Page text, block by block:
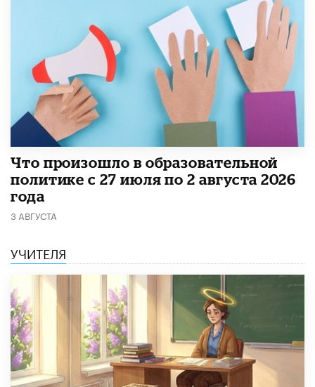
​Что произошло в образовательной
политике с 27 июля по 2 августа 2026
года
3 АВГУСТА
УЧИТЕЛЯ